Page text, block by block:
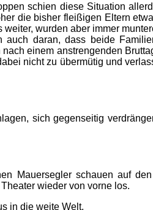
schien diese Situation
die bisher fleißigen Eltern
wurden aber immer
daran, dass beide
einem anstrengenden
nicht zu übermütig und
sich gegenseitig
Mauersegler schauen auf
wieder von vorne los.
in die weite Welt.